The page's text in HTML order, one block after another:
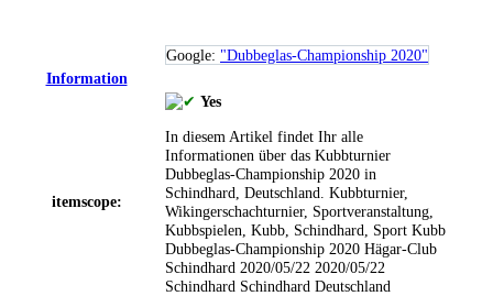
Google: "Dubbeglas-Championship 2020"
Information
itemscope:
Yes
In diesem Artikel findet Ihr alle
Informationen über das Kubbturnier
Dubbeglas-Championship 2020 in
Schindhard, Deutschland. Kubbturnier,
Wikingerschachturnier, Sportveranstaltung,
Kubbspielen, Kubb, Schindhard, Sport Kubb
Dubbeglas-Championship 2020 Hägar-Club
Schindhard 2020/05/22 2020/05/22
Schindhard Schindhard Deutschland